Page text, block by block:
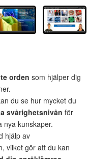
orden som hjälper dig
du se hur mycket du
svårighetsnivån för
nya kunskaper.
hjälp av
vilket gör att du kan